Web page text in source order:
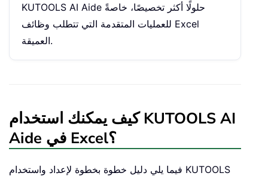
KUTOOLS AI Aide حلولًا أكثر تخصيصًا، خاصةً
للعمليات المتقدمة التي تتطلب وظائف Excel
العميقة.
كيف يمكنك استخدام KUTOOLS AI
Aide في Excel؟
فيما يلي دليل خطوة بخطوة لإعداد واستخدام KUTOOLS